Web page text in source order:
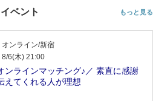
ベント もっと見る
オンライン/新宿
8/6(木) 21:00
ンラインマッチング♪／ 素直に感謝
えてくれる人が理想